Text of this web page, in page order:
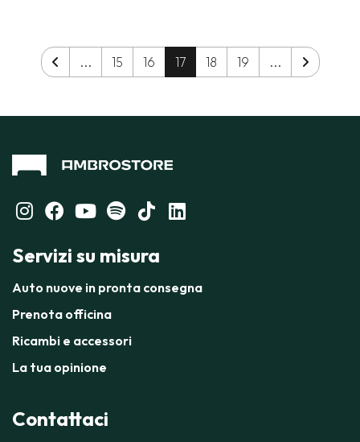
... 15 16 17 18 19 ...
Servizi su misura
Auto nuove in pronta consegna
Prenota officina
Ricambi e accessori
La tua opinione
Contattaci